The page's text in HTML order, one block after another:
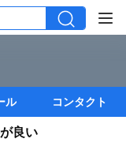
ル コンタクト
良い